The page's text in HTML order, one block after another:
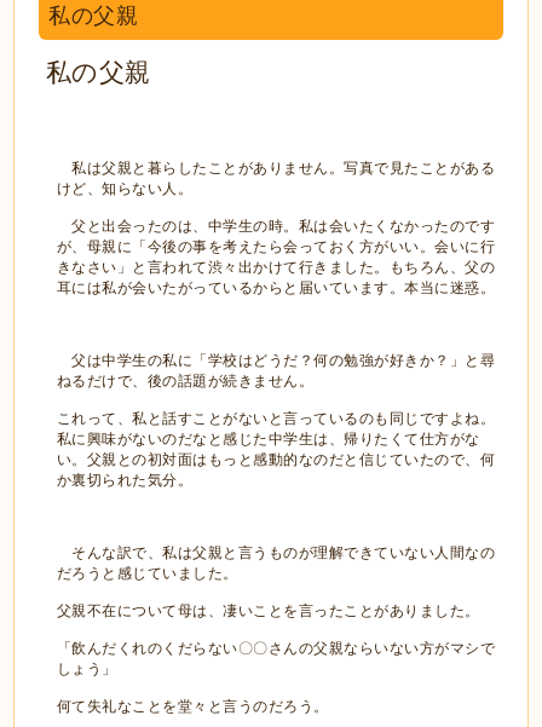
私の父親
私の父親
私は父親と暮らしたことがありません。写真で見たことがある
けど、知らない人。
父と出会ったのは、中学生の時。私は会いたくなかったのです
が、母親に「今後の事を考えたら会っておく方がいい。会いに行
きなさい」と言われて渋々出かけて行きました。もちろん、父の
耳には私が会いたがっているからと届いています。本当に迷惑。
父は中学生の私に「学校はどうだ？何の勉強が好きか？」と尋
ねるだけで、後の話題が続きません。
これって、私と話すことがないと言っているのも同じですよね。
私に興味がないのだなと感じた中学生は、帰りたくて仕方がな
い。父親との初対面はもっと感動的なのだと信じていたので、何
か裏切られた気分。
そんな訳で、私は父親と言うものが理解できていない人間なの
だろうと感じていました。
父親不在について母は、凄いことを言ったことがありました。
「飲んだくれのくだらない〇〇さんの父親ならいない方がマシで
しょう」
何て失礼なことを堂々と言うのだろう。